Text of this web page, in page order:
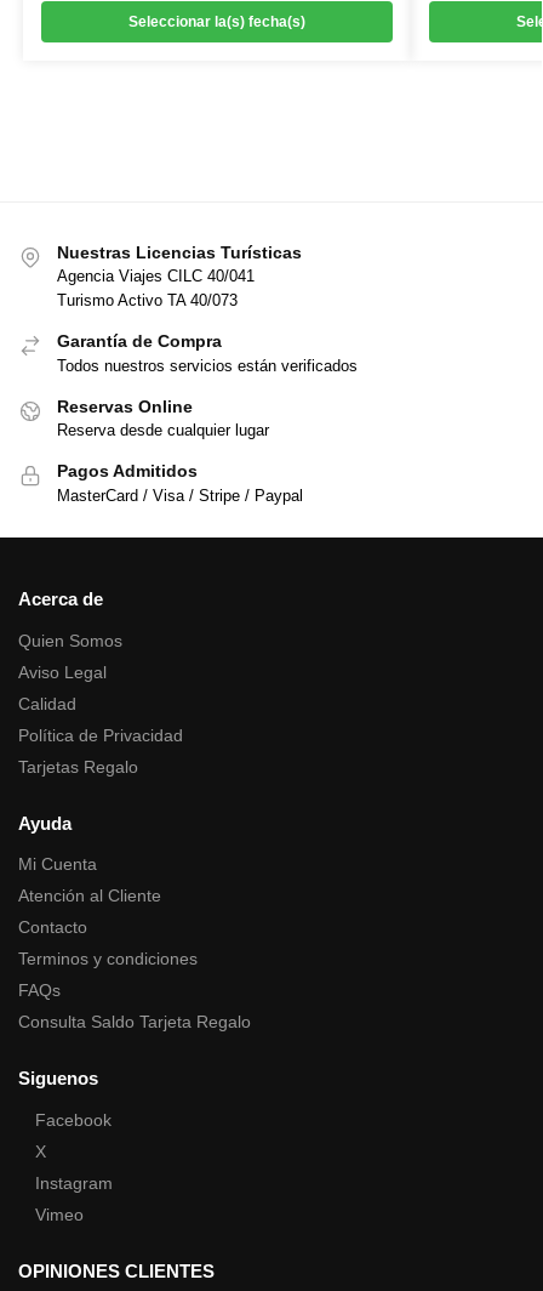
Seleccionar la(s) fecha(s)
Nuestras Licencias Turísticas
Agencia Viajes CILC 40/041
Turismo Activo TA 40/073
Garantía de Compra
Todos nuestros servicios están verificados
Reservas Online
Reserva desde cualquier lugar
Pagos Admitidos
MasterCard / Visa / Stripe / Paypal
Acerca de
Quien Somos
Aviso Legal
Calidad
Política de Privacidad
Tarjetas Regalo
Ayuda
Mi Cuenta
Atención al Cliente
Contacto
Terminos y condiciones
FAQs
Consulta Saldo Tarjeta Regalo
Siguenos
Facebook
X
Instagram
Vimeo
OPINIONES CLIENTES